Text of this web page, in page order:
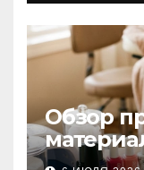
Обзор